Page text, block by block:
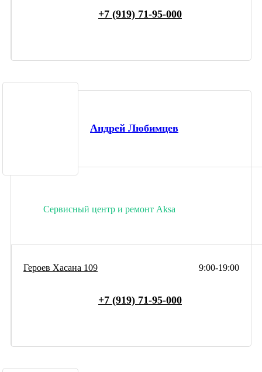
+7 (919) 71-95-000
Андрей Любимцев
Сервисный центр и ремонт Aksa
9:00-19:00
Героев Хасана 109
+7 (919) 71-95-000